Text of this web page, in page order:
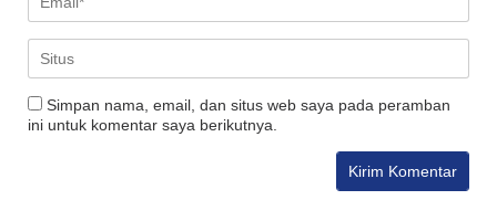
Simpan nama, email, dan situs web saya pada peramban
ini untuk komentar saya berikutnya.